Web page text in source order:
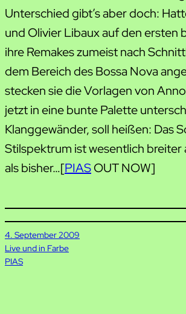
Unterschied gibt’s aber doch:
und Olivier Libaux auf den ersten
ihre Remakes zumeist nach
dem Bereich des Bossa Nova
stecken sie die Vorlagen von
jetzt in eine bunte Palette
Klanggewänder, soll heißen: Das
Stilspektrum ist wesentlich
als bisher…[PIASOUT NOW]
4. September 2009
Live und in Farbe
PIAS